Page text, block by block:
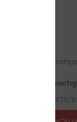
einen
und
vor Fehlern
Steffen
Handy-Nr.: 0170/